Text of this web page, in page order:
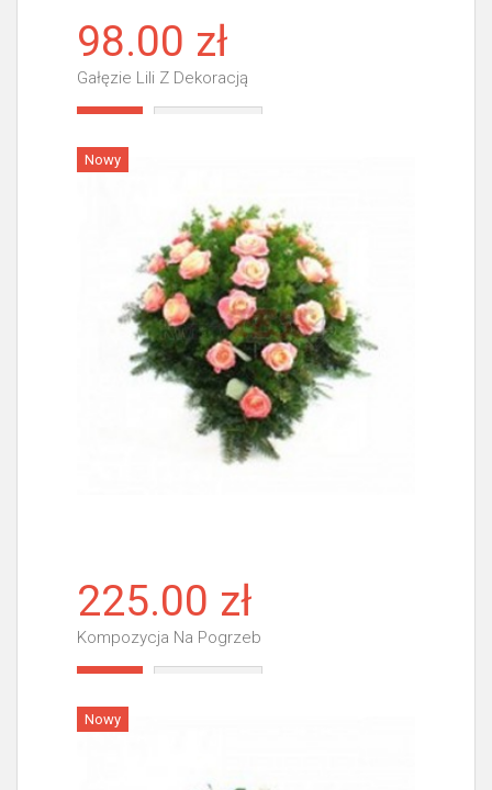
98.00 zł
Gałęzie Lili Z Dekoracją
Nowy
225.00 zł
Kompozycja Na Pogrzeb
Nowy